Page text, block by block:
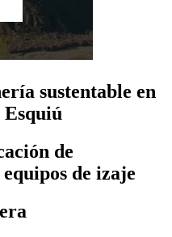
sustentable en
Esquiú
de
de izaje